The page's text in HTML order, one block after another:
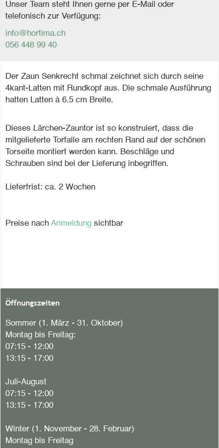
Unser Team steht Ihnen gerne per E-Mail oder
telefonisch zur Verfügung:
info@hortima.ch
056 448 99 40
Der Zaun Senkrecht schmal zeichnet sich durch seine
4kant-Latten mit Rundkopf aus. Die schmale Ausführung
hatten Latten à 6.5 cm Breite.
Dieses Lärchen-Zauntor ist so konstruiert, dass die
mitgelieferte Torfalle am rechten Rand auf der schönen
Torseite montiert werden kann. Beschläge und
Schrauben sind bei der Lieferung inbegriffen.
Lieferfrist: ca. 2 Wochen
Preise nach Anmeldung sichtbar
Öffnungszeiten
Sommer (1. März - 31. Oktober)
Montag bis Freitag:
07:15 - 12:00
13:15 - 17:00
Juli-August
07:15 - 12:00
13:15 - 17:00
Winter (1. November - 28. Februar)
Montag bis Freitag